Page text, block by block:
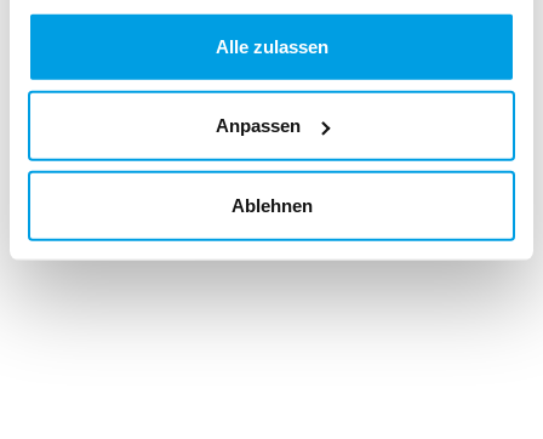
Alle zulassen
Anpassen
Ablehnen